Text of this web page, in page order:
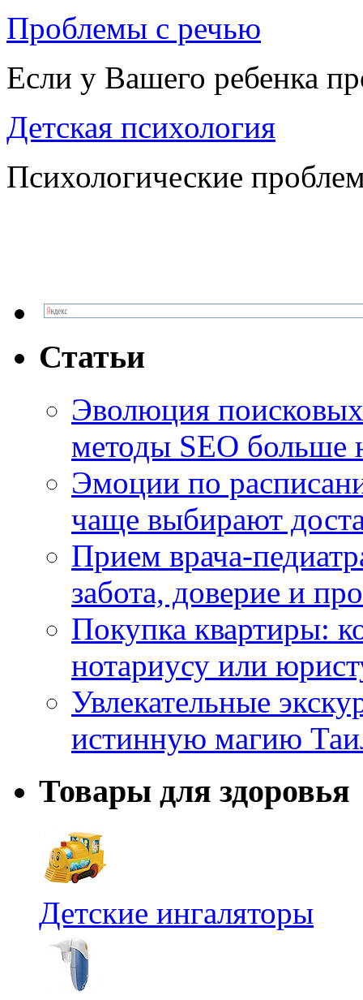
Проблемы с речью
Если у Вашего ребенка
Детская психология
Психологические
Статьи
Эволюция
методы SEO больше
Эмоции по
чаще выбирают
Прием врача-
забота, доверие и
Покупка квартиры:
нотариусу или
Увлекательные
истинную магию
Товары для здоровья
Детские ингаляторы